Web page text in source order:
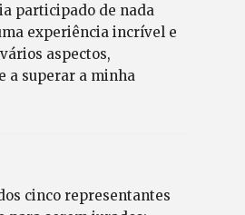
participado de nada
experiência incrível e
aspectos,
a superar a minha
cinco representantes